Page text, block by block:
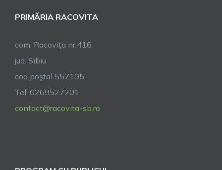
PRIMĂRIA RACOVITA
com. Racoviţa nr.416
jud. Sibiu
cod poştal 557195
Tel: 0269527201
contact@racovita-sb.ro